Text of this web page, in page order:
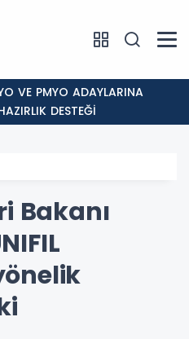
DESTEĞİ
Bakanı